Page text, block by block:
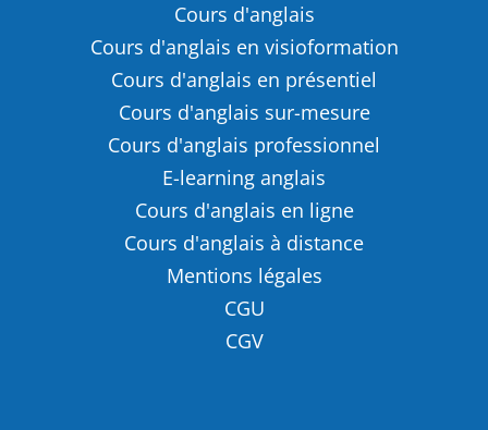
Cours d'anglais
Cours d'anglais en visioformation
Cours d'anglais en présentiel
Cours d'anglais sur-mesure
Cours d'anglais professionnel
E-learning anglais
Cours d'anglais en ligne
Cours d'anglais à distance
Mentions légales
CGU
CGV